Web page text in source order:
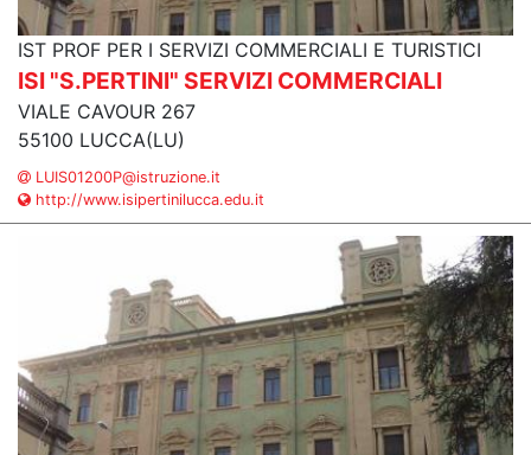
IST PROF PER I SERVIZI COMMERCIALI E TURISTICI
ISI "S.PERTINI" SERVIZI COMMERCIALI
VIALE CAVOUR 267
55100 LUCCA(LU)
LUIS01200P@istruzione.it
http://www.isipertinilucca.edu.it